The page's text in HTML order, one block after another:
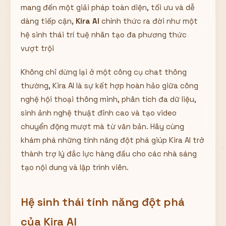
Hiển thị
Nhớ tài khoản
Bạn không có tài khoản?Đăng ký
mang đến một giải pháp toàn diện, tối ưu và dễ
dàng tiếp cận, Kira AI chính thức ra đời như một
hệ sinh thái trí tuệ nhân tạo đa phương thức
vượt trội
Không chỉ dừng lại ở một công cụ chat thông
thường, Kira AI là sự kết hợp hoàn hảo giữa công
nghệ hội thoại thông minh, phân tích đa dữ liệu,
sinh ảnh nghệ thuật đỉnh cao và tạo video
chuyển động mượt mà từ văn bản. Hãy cùng
khám phá những tính năng đột phá giúp Kira AI trở
thành trợ lý đắc lực hàng đầu cho các nhà sáng
tạo nội dung và lập trình viên.
Hệ sinh thái tính năng đột phá
của Kira AI